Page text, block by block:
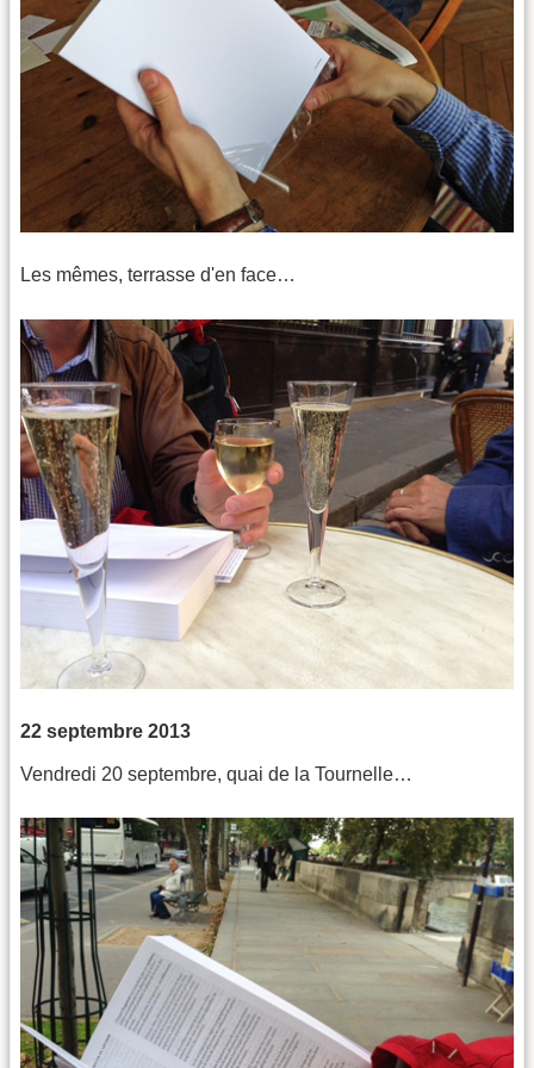
Les mêmes, terrasse d'en face…
22 septembre 2013
Vendredi 20 septembre, quai de la Tournelle…